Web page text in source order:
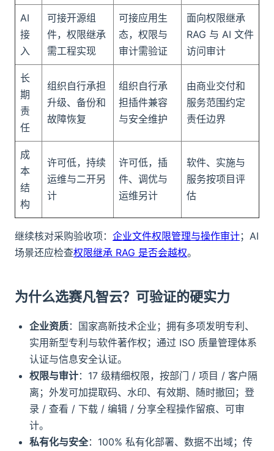
AI
接
入
可接开源组
件，权限继承
需工程实现
可接应用生
态，权限与
审计需验证
面向权限继承
RAG 与 AI 文件
访问审计
长
期
责
任
组织自行承担
升级、备份和
故障恢复
组织自行承
担插件兼容
与安全维护
由商业交付和
服务范围约定
责任边界
成
本
结
构
许可低，持续
运维与二开另
计
许可低，插
件、调优与
运维另计
软件、实施与
服务按项目评
估
继续核对采购验收项： 企业文件权限管理与操作审计；AI
场景还应检查权限继承 RAG 是否会越权。
为什么选赛凡智云？可验证的硬实力
企业资质：国家高新技术企业；拥有多项发明专利、
实用新型专利与软件著作权；通过 ISO 质量管理体系
认证与信息安全认证。
权限与审计：17 级精细权限，按部门 / 项目 / 客户隔
离；外发可加提取码、水印、有效期、随时撤回；登
录 / 查看 / 下载 / 编辑 / 分享全程操作留痕、可审
计。
私有化与安全：100% 私有化部署、数据不出域；传